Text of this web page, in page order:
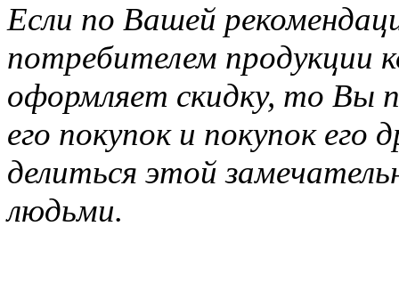
Если по Вашей
потребителем продукции
оформляет скидку, то Вы
его покупок и покупок
делиться этой
людьми.